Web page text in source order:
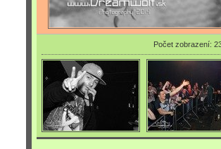
Počet zobrazení: